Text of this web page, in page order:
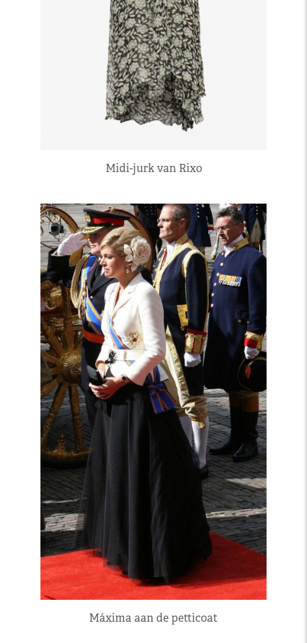
Midi-jurk van Rixo
Máxima aan de petticoat